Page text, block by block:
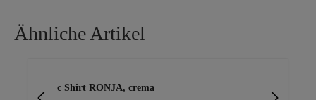
Ähnliche Artikel
Basic Shirt RONJA, crema